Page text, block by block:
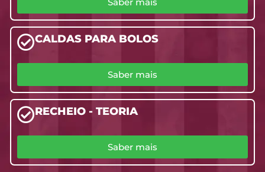
CALDAS PARA BOLOS
Saber mais
RECHEIO - TEORIA
Saber mais